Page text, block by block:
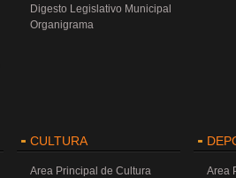
Digesto Legislativo Municipal
Organigrama
CULTURA
Area Principal de Cultura
Area